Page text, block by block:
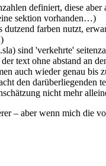
definiert, diese
sektion vorhanden…)
farben nutzt,
)
sind 'verkehrte'
text ohne abstand an
auch wieder genau bis
den darüberliegenden
nicht mehr
– aber wenn mich die